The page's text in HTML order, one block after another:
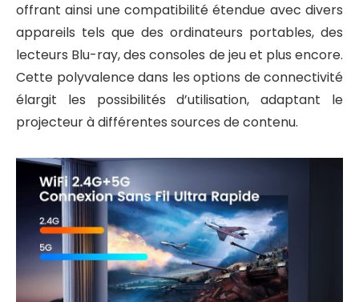
offrant ainsi une compatibilité étendue avec divers
appareils tels que des ordinateurs portables, des
lecteurs Blu-ray, des consoles de jeu et plus encore.
Cette polyvalence dans les options de connectivité
élargit les possibilités d’utilisation, adaptant le
projecteur à différentes sources de contenu.